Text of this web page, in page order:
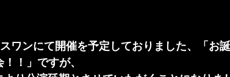
ワンにて開催を予定しておりました、「お
！」ですが、